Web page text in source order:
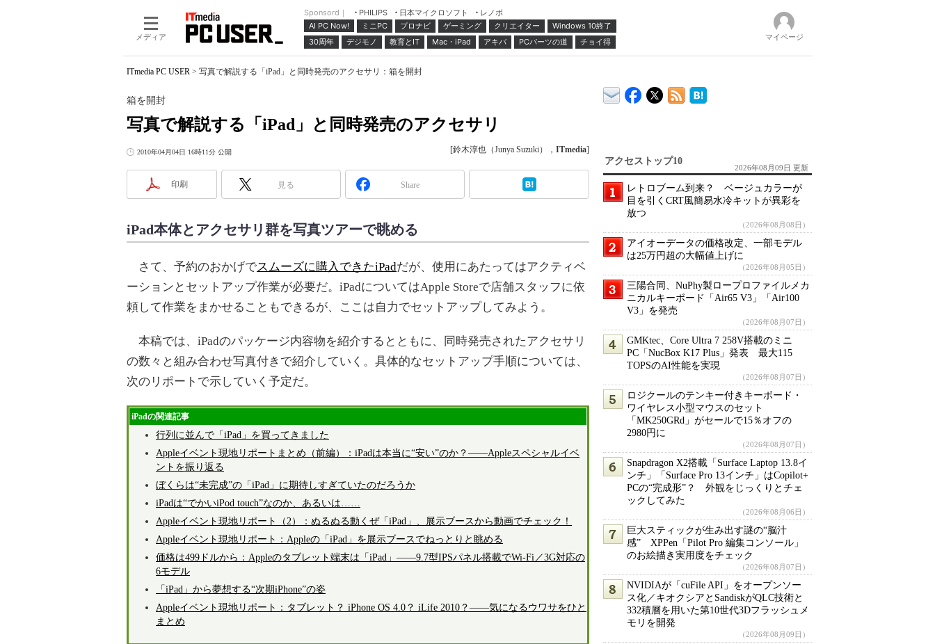
メディア
Sponsord｜ PHILIPS 日本マイクロソフト
レノボ
AI PC Now!
ミニPC プロナビ ゲーミング クリエイター
Windows 10終了
30周年
デジモノ 教育とIT Mac・iPad アキバ PCパーツの道 チョイ得 マイページ
ITmedia PC USER > 写真で解説する「iPad」と同時発売のアクセサリ：箱を開封
写真で解説する「iPad」と同時発売のアクセサリ
箱を開封
2010年04月04日 16時11分 公開 [鈴木淳也（Junya Suzuki）， ITmedia]
印刷 見る Share
iPad本体とアクセサリ群を写真ツアーで眺める
さて、予約のおかげでスムーズに購入できたiPadだが、使用にあたってはアクティベ
ーションとセットアップ作業が必要だ。iPadについてはApple Storeで店舗スタッフに依
頼して作業をまかせることもできるが、ここは自力でセットアップしてみよう。
本稿では、iPadのパッケージ内容物を紹介するとともに、同時発売されたアクセサリ
の数々と組み合わせ写真付きで紹介していく。具体的なセットアップ手順については、
次のリポートで示していく予定だ。
iPadの関連記事
行列に並んで「iPad」を買ってきました
Appleイベント現地リポートまとめ（前編）：iPadは本当に“安い”のか？――Appleスペシャルイベ
ントを振り返る
ぼくらは“未完成”の「iPad」に期待しすぎていたのだろうか
iPadは“でかいiPod touch”なのか、あるいは……
Appleイベント現地リポート（2）：ぬるぬる動くぜ「iPad」、展示ブースから動画でチェック！
Appleイベント現地リポート：Appleの「iPad」を展示ブースでねっとりと眺める
価格は499ドルから：Appleのタブレット端末は「iPad」――9.7型IPSパネル搭載でWi-Fi／3G対応の
6モデル
「iPad」から夢想する“次期iPhone”の姿
Appleイベント現地リポート：タブレット？ iPhone OS 4.0？ iLife 2010？――気になるウワサをひと
まとめ
アクセストップ10
2026年08月09日 更新
レトロブーム到来？ ベージュカラーが
目を引くCRT風簡易水冷キットが異彩を
放つ
（2026年08月08日）
アイオーデータの価格改定、一部モデル
は25万円超の大幅値上げに
（2026年08月05日）
三陽合同、NuPhy製ロープロファイルメカ
ニカルキーボード「Air65 V3」「Air100
V3」を発売
（2026年08月07日）
GMKtec、Core Ultra 7 258V搭載のミニ
PC「NucBox K17 Plus」発表 最大115
TOPSのAI性能を実現
（2026年08月07日）
ロジクールのテンキー付きキーボード・
ワイヤレス小型マウスのセット
「MK250GRd」がセールで15％オフの
2980円に
（2026年08月07日）
Snapdragon X2搭載「Surface Laptop 13.8イ
ンチ」「Surface Pro 13インチ」はCopilot+
PCの“完成形”？ 外観をじっくりとチェ
ックしてみた
（2026年08月06日）
巨大スティックが生み出す謎の“脳汁
感” XPPen「Pilot Pro 編集コンソール」
のお絵描き実用度をチェック
（2026年08月07日）
NVIDIAが「cuFile API」をオープンソー
ス化／キオクシアとSandiskがQLC技術と
332積層を用いた第10世代3Dフラッシュメ
モリを開発
（2026年08月09日）